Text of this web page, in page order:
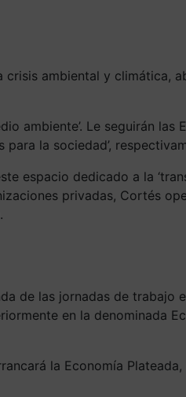
ambiental y climática,
ambiente’. Le seguirán las
la sociedad’,
espacio dedicado a la
privadas, Cortés
de las jornadas de trabajo
en la denominada
la Economía